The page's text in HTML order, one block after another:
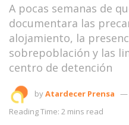
A pocas semanas de
documentara las
alojamiento, la
sobrepoblación y las
centro de detención
byAtardecer Prensa
Reading Time: 2 mins read